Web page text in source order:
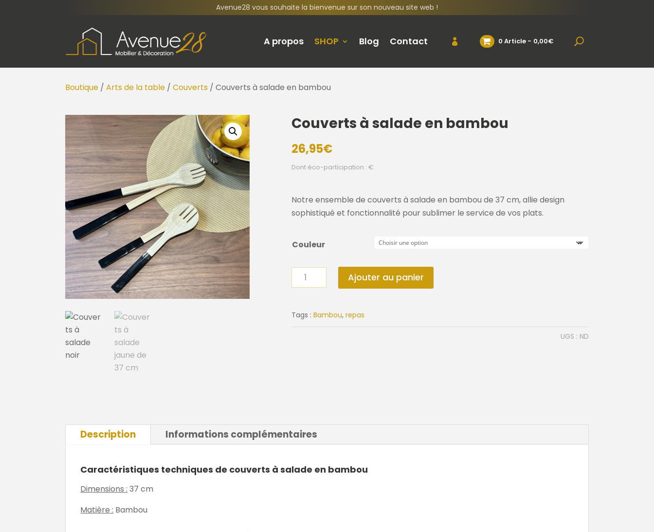
Avenue28 vous souhaite la bienvenue sur son nouveau site web !
A propos SHOP Blog Contact 0 Article 0,00€
Boutique /Arts de la table /Couverts / Couverts à salade en bambou
Couverts à salade en bambou
26,95€
Dont éco-participation : €
Notre ensemble de couverts à salade en bambou de 37 cm, allie design
sophistiqué et fonctionnalité pour sublimer le service de vos plats.
Couleur
quantité
de
à
salade
Ajouter au panier
Tags : Bambou, repas
UGS : ND
Description Informations complémentaires
Caractéristiques techniques de couverts à salade en bambou
Dimensions : 37 cm
Matière : Bambou